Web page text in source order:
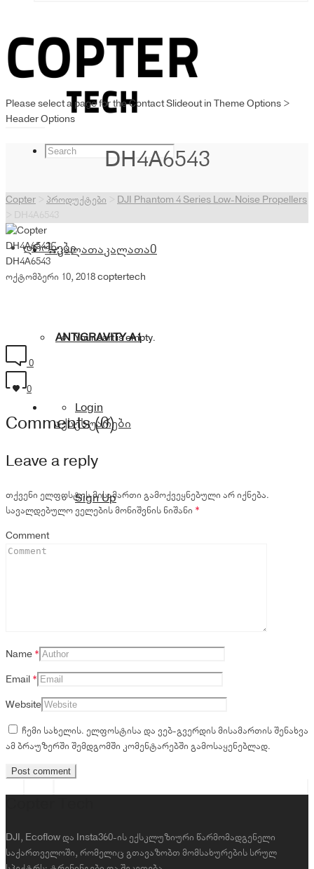
კალათაკალათა0
Your cart is empty.
Login
Sign Up
დრონები
ANTIGRAVITY A1
აქსესუარები
Please select a page for the Contact Slideout in Theme Options >
Header Options
DH4A6543
Copter პროდუქტები
DJI Phantom 4 Series Low-Noise Propellers
DH4A6543
DH4A6543
DH4A6543
ოქტომბერი 10, 2018coptertech
0
0
Comments (0)
Leave a reply
თქვენი ელფოსტის მისამართი გამოქვეყნებული არ იქნება.
სავალდებულო ველების მონიშვნის ნიშანი *
Comment
Name *
Email *
Website
ჩემი სახელის. ელფოსტისა და ვებ-გვერდის მისამართის შენახვა
ამ ბრაუზერში შემდგომში კომენტარებში გამოსაყენებლად.
DJI, Ecoflow და Insta360-ის ექსკლუზიური წარმომადგენელი
საქართველოში, რომელიც გთავაზობთ მომსახურების სრულ